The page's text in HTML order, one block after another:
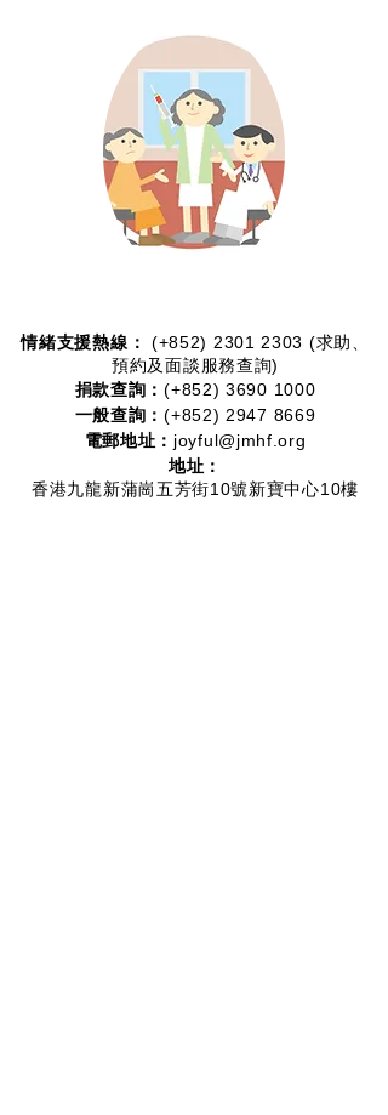
情緒支援熱線：​​ (+852) 2301 2303 (求助、
預約及面談服務查詢)
捐款查詢：(+852)3690 1000
一般查詢：(+852) 2947 8669
電郵地址： joyful@jmhf.org
地址：
香港九龍新蒲崗五芳街10號新寶中心10樓